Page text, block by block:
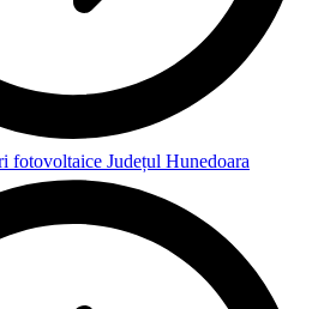
fotovoltaice Județul Hunedoara